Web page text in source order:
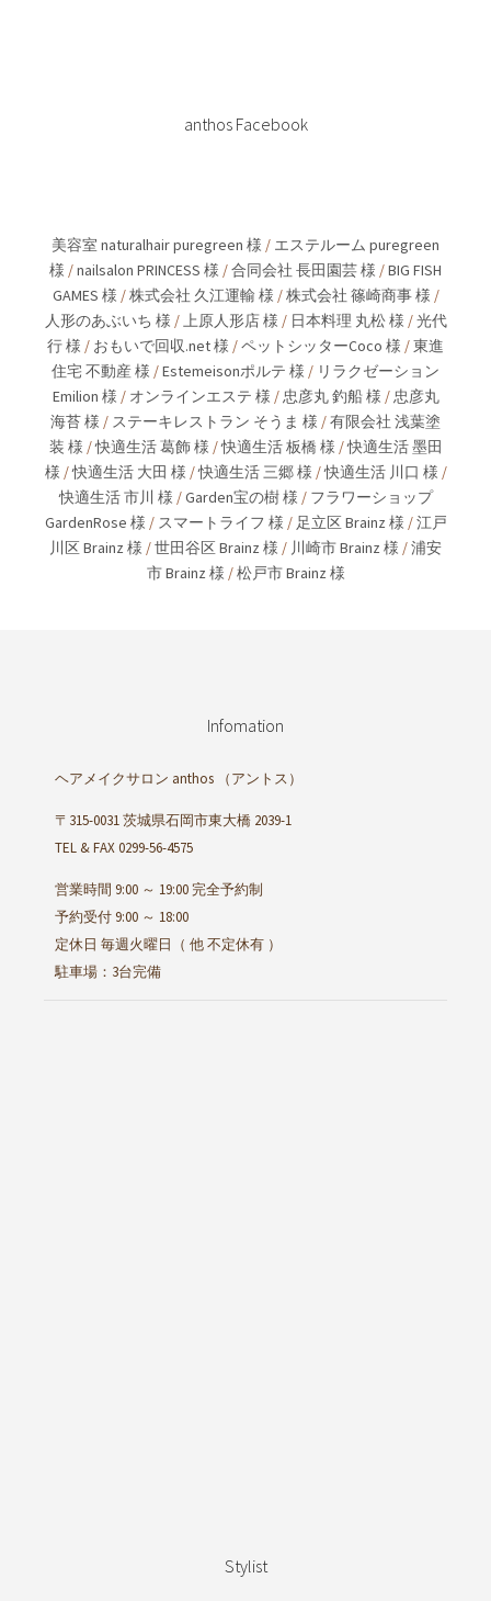
anthos Facebook
美容室 naturalhair puregreen 様 / エステルーム puregreen
様 /nailsalon PRINCESS 様 /合同会社 長田園芸 様 /BIG FISH
GAMES 様 /株式会社 久江運輸 様 /株式会社 篠崎商事 様 /
人形のあぶいち 様 /上原人形店 様 / 日本料理 丸松 様 /光代
行 様 / おもいで回収.net 様 /ペットシッターCoco 様 /東進
住宅 不動産 様 /Estemeisonポルテ 様 / リラクゼーション
Emilion 様 / オンラインエステ 様 /忠彦丸 釣船 様 /忠彦丸
海苔 様 / ステーキレストラン そうま 様 /有限会社 浅葉塗
装 様 /快適生活 葛飾 様 /快適生活 板橋 様 /快適生活 墨田
様 /快適生活 大田 様 /快適生活 三郷 様 /快適生活 川口 様 /
快適生活 市川 様 /Garden宝の樹 様 / フラワーショップ
GardenRose 様 / スマートライフ 様 / 足立区 Brainz 様 /江戸
川区 Brainz 様 /世田谷区 Brainz 様 / 川崎市 Brainz 様 /浦安
市 Brainz 様 /松戸市 Brainz 様
Infomation
ヘアメイクサロン anthos （アントス）
〒315-0031 茨城県石岡市東大橋 2039-1
TEL & FAX 0299-56-4575
営業時間 9:00 ～ 19:00 完全予約制
予約受付 9:00 ～ 18:00
定休日 毎週火曜日（ 他 不定休有 ）
駐車場：3台完備
Stylist